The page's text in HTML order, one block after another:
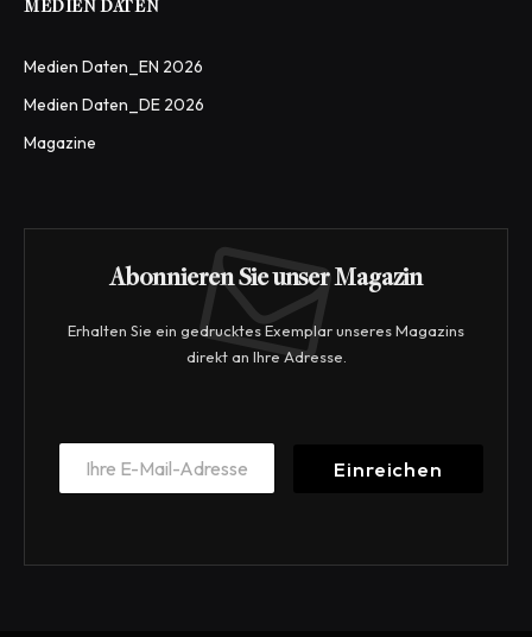
MEDIEN DATEN
Medien Daten_EN 2026
Medien Daten_DE 2026
Magazine
Abonnieren Sie unser Magazin
Erhalten Sie ein gedrucktes Exemplar unseres Magazins
direkt an Ihre Adresse.
E
E
a
*
Einreichen